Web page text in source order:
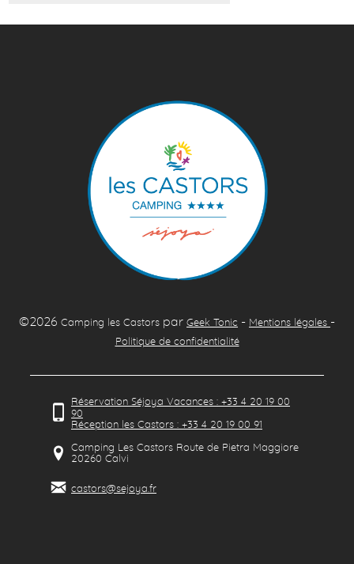
©2026 Camping les Castors par Geek Tonic - Mentions légales -
Politique de confidentialité
Réservation Séjoya Vacances : +33 4 20 19 00
90
Réception les Castors : +33 4 20 19 00 91
Camping Les Castors Route de Pietra Maggiore
20260 Calvi
castors@sejoya.fr